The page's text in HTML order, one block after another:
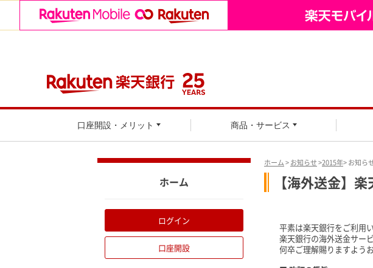
口座開設・メリット 商品・サービス
ホーム>お知らせ>2015年> お知ら
【海外送金】
平素は楽天銀行をご利用
楽天銀行の海外送金サー
何卒ご理解賜りますよう
ホーム
ログイン
口座開設